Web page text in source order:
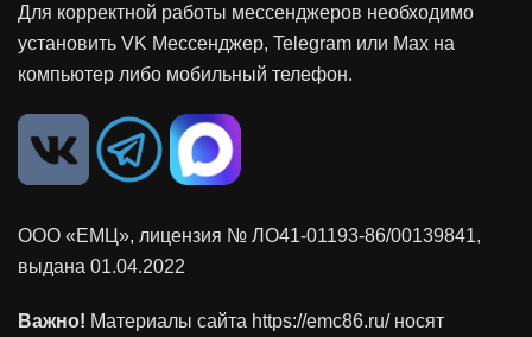
Для корректной работы мессенджеров необходимо
установить VK Мессенджер, Telegram или Max на
компьютер либо мобильный телефон.
ООО «ЕМЦ», лицензия № ЛО41-01193-86/00139841,
выдана 01.04.2022
Важно! Материалы сайта https://emc86.ru/ носят